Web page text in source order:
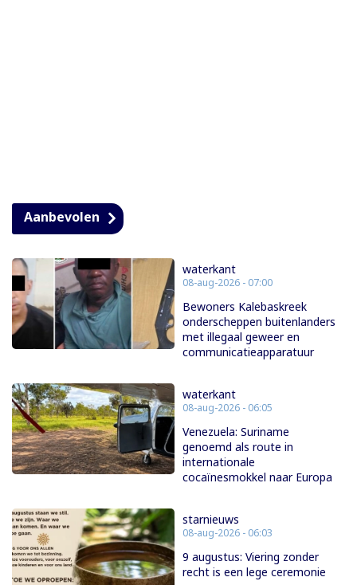
Aanbevolen
waterkant
08-aug-2026 - 07:00
Bewoners Kalebaskreek
onderscheppen buitenlanders
met illegaal geweer en
communicatieapparatuur
waterkant
08-aug-2026 - 06:05
Venezuela: Suriname
genoemd als route in
internationale
cocaïnesmokkel naar Europa
starnieuws
08-aug-2026 - 06:03
9 augustus: Viering zonder
recht is een lege ceremonie